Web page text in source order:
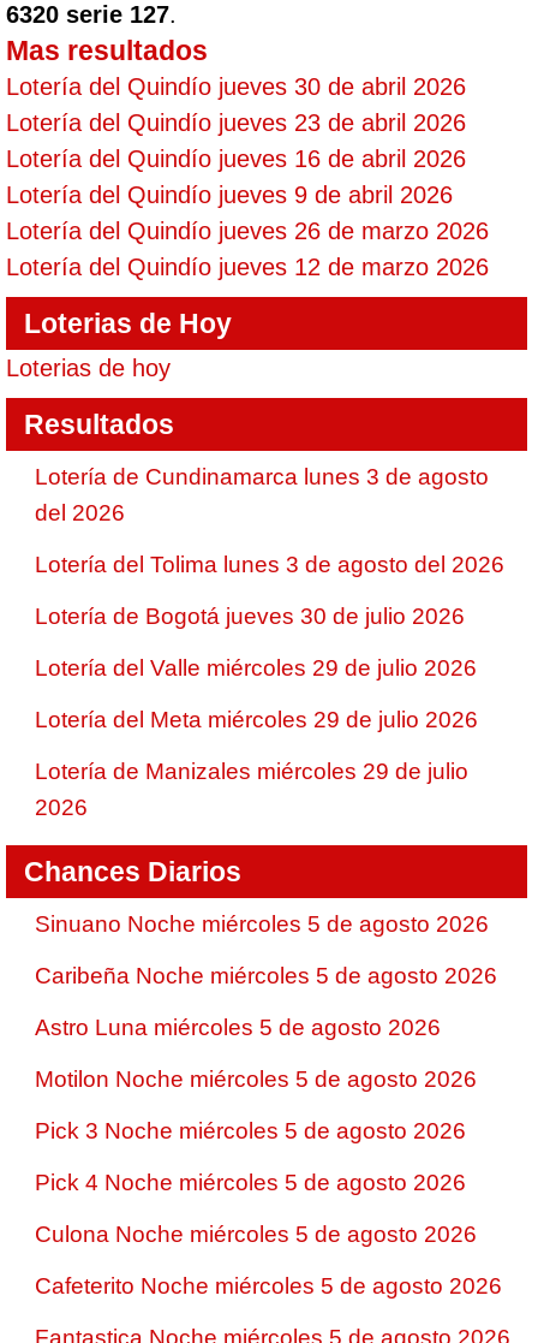
6320 serie 127.
Mas resultados
Lotería del Quindío jueves 30 de abril 2026
Lotería del Quindío jueves 23 de abril 2026
Lotería del Quindío jueves 16 de abril 2026
Lotería del Quindío jueves 9 de abril 2026
Lotería del Quindío jueves 26 de marzo 2026
Lotería del Quindío jueves 12 de marzo 2026
Loterias de Hoy
Loterias de hoy
Resultados
Lotería de Cundinamarca lunes 3 de agosto
del 2026
Lotería del Tolima lunes 3 de agosto del 2026
Lotería de Bogotá jueves 30 de julio 2026
Lotería del Valle miércoles 29 de julio 2026
Lotería del Meta miércoles 29 de julio 2026
Lotería de Manizales miércoles 29 de julio
2026
Chances Diarios
Sinuano Noche miércoles 5 de agosto 2026
Caribeña Noche miércoles 5 de agosto 2026
Astro Luna miércoles 5 de agosto 2026
Motilon Noche miércoles 5 de agosto 2026
Pick 3 Noche miércoles 5 de agosto 2026
Pick 4 Noche miércoles 5 de agosto 2026
Culona Noche miércoles 5 de agosto 2026
Cafeterito Noche miércoles 5 de agosto 2026
Fantastica Noche miércoles 5 de agosto 2026